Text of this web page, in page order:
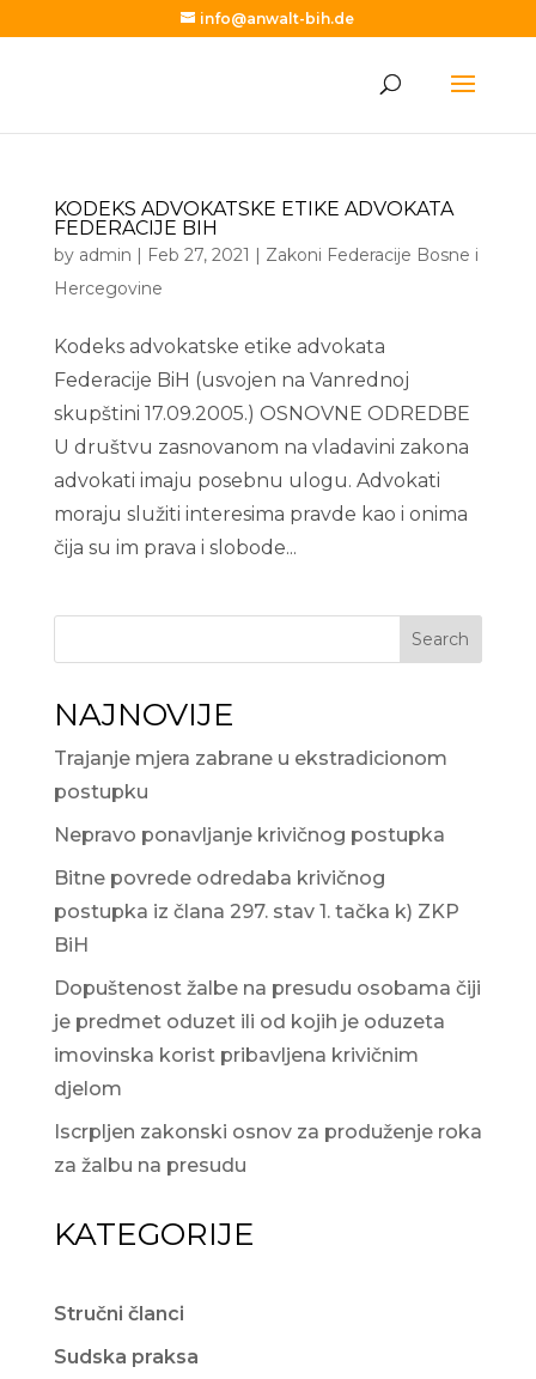
info@anwalt-bih.de
KODEKS ADVOKATSKE ETIKE ADVOKATA
FEDERACIJE BIH
by admin | Feb 27, 2021 | Zakoni Federacije Bosne i
Hercegovine
Kodeks advokatske etike advokata
Federacije BiH (usvojen na Vanrednoj
skupštini 17.09.2005.) OSNOVNE ODREDBE
U društvu zasnovanom na vladavini zakona
advokati imaju posebnu ulogu. Advokati
moraju služiti interesima pravde kao i onima
čija su im prava i slobode...
Search
NAJNOVIJE
Trajanje mjera zabrane u ekstradicionom
postupku
Nepravo ponavljanje krivičnog postupka
Bitne povrede odredaba krivičnog
postupka iz člana 297. stav 1. tačka k) ZKP
BiH
Dopuštenost žalbe na presudu osobama čiji
je predmet oduzet ili od kojih je oduzeta
imovinska korist pribavljena krivičnim
djelom
Iscrpljen zakonski osnov za produženje roka
za žalbu na presudu
KATEGORIJE
Stručni članci
Sudska praksa